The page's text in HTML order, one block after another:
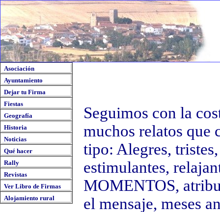
Asociación
Ayuntamiento
Dejar tu Firma
Fiestas
Geografía
Historia
Noticias
Qué hacer
Rally
Revistas
Ver Libro de Firmas
Alojamiento rural
Seguimos con la
muchos relatos que
tipo: Alegres,
estimulantes,
MOMENTOS,
el mensaje, meses